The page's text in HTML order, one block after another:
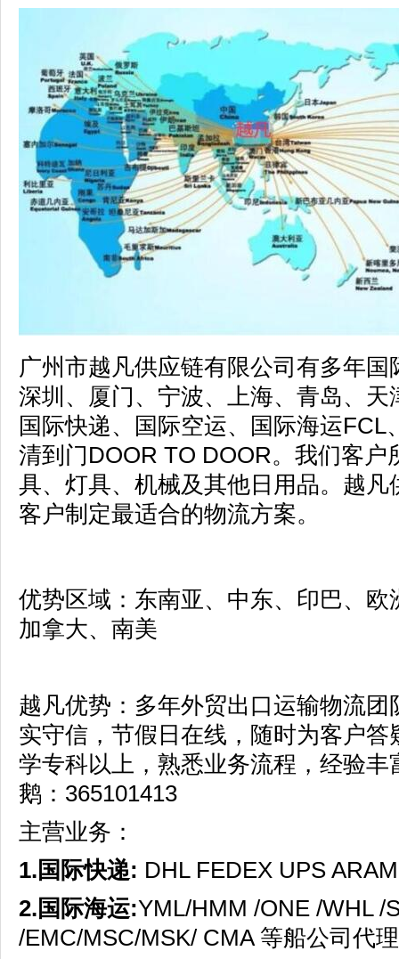
广州市越凡供应链有限公司有多年国
深圳、厦门、宁波、上海、青岛、
国际快递、国际空运、国际海运FCL
清到门DOOR TO DOOR。我们客户
具、灯具、机械及其他日用品。越
客户制定最适合的物流方案。
优势区域：东南亚、中东、印巴、
加拿大、南美
越凡优势：多年外贸出口运输物流
实守信，节假日在线，随时为客户
学专科以上，熟悉业务流程，经验丰
鹅： 365101413
主营业务：
1. 国际快递: DHL FEDEX UPS
2. 国际海运:YML/HMM /ONE /WHL /
/EMC/MSC/MSK/ CMA 等船公司代理